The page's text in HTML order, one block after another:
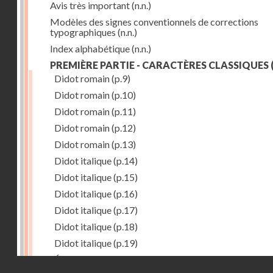
Avis très important(n.n.)
Modèles des signes conventionnels de corrections
typographiques (n.n.)
Index alphabétique(n.n.)
PREMIÈRE PARTIE - CARACTÈRES CLASSIQUES
Didot romain(p.9)
Didot romain(p.10)
Didot romain(p.11)
Didot romain(p.12)
Didot romain(p.13)
Didot italique(p.14)
Didot italique(p.15)
Didot italique(p.16)
Didot italique(p.17)
Didot italique(p.18)
Didot italique(p.19)
Égyptienne(p.20)